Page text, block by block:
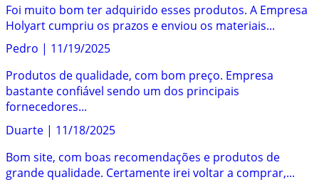
Foi muito bom ter adquirido esses produtos. A Empresa
Holyart cumpriu os prazos e enviou os materiais...
Pedro | 11/19/2025
Produtos de qualidade, com bom preço. Empresa
bastante confiável sendo um dos principais
fornecedores...
Duarte | 11/18/2025
Bom site, com boas recomendações e produtos de
grande qualidade. Certamente irei voltar a comprar,...